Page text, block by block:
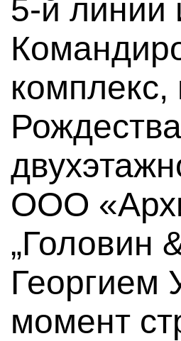
5-й линии
ООО
„Головин
Георгием
момент